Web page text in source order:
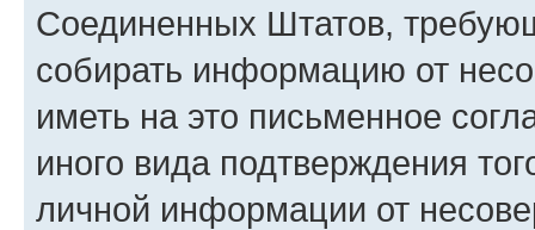
Соединенных Штатов,
собирать информацию от
иметь на это письменное
иного вида подтверждения
личной информации от